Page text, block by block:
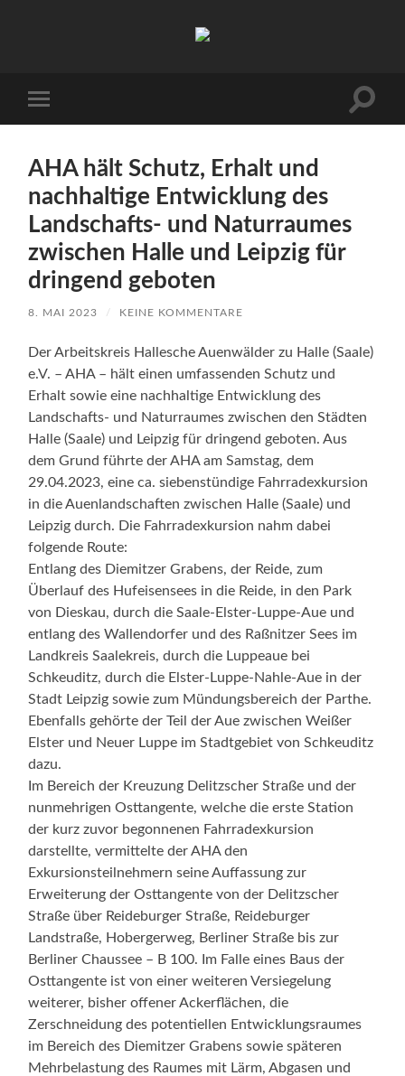
Saale
(AHA)
Menü
AHA hält Schutz, Erhalt und
nachhaltige Entwicklung des
Landschafts- und Naturraumes
zwischen Halle und Leipzig für
dringend geboten
8. MAI 2023 / KEINE KOMMENTARE
Der Arbeitskreis Hallesche Auenwälder zu Halle (Saale)
e.V. – AHA – hält einen umfassenden Schutz und
Erhalt sowie eine nachhaltige Entwicklung des
Landschafts- und Naturraumes zwischen den Städten
Halle (Saale) und Leipzig für dringend geboten. Aus
dem Grund führte der AHA am Samstag, dem
29.04.2023, eine ca. siebenstündige Fahrradexkursion
in die Auenlandschaften zwischen Halle (Saale) und
Leipzig durch. Die Fahrradexkursion nahm dabei
folgende Route:
Entlang des Diemitzer Grabens, der Reide, zum
Überlauf des Hufeisensees in die Reide, in den Park
von Dieskau, durch die Saale-Elster-Luppe-Aue und
entlang des Wallendorfer und des Raßnitzer Sees im
Landkreis Saalekreis, durch die Luppeaue bei
Schkeuditz, durch die Elster-Luppe-Nahle-Aue in der
Stadt Leipzig sowie zum Mündungsbereich der Parthe.
Ebenfalls gehörte der Teil der Aue zwischen Weißer
Elster und Neuer Luppe im Stadtgebiet von Schkeuditz
dazu.
Im Bereich der Kreuzung Delitzscher Straße und der
nunmehrigen Osttangente, welche die erste Station
der kurz zuvor begonnenen Fahrradexkursion
darstellte, vermittelte der AHA den
Exkursionsteilnehmern seine Auffassung zur
Erweiterung der Osttangente von der Delitzscher
Straße über Reideburger Straße, Reideburger
Landstraße, Hobergerweg, Berliner Straße bis zur
Berliner Chaussee – B 100. Im Falle eines Baus der
Osttangente ist von einer weiteren Versiegelung
weiterer, bisher offener Ackerflächen, die
Zerschneidung des potentiellen Entwicklungsraumes
im Bereich des Diemitzer Grabens sowie späteren
Mehrbelastung des Raumes mit Lärm, Abgasen und